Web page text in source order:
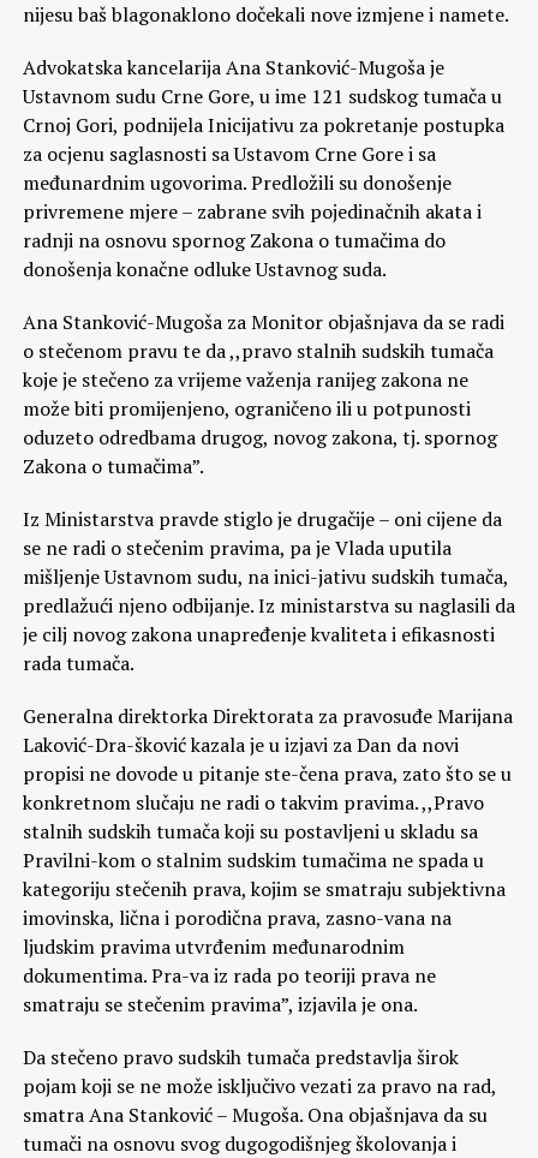
nijesu baš blagonaklono dočekali nove izmjene i namete.
Advokatska kancelarija Ana Stanković-Mugoša je
Ustavnom sudu Crne Gore, u ime 121 sudskog tumača u
Crnoj Gori, podnijela Inicijativu za pokretanje postupka
za ocjenu saglasnosti sa Ustavom Crne Gore i sa
međunardnim ugovorima. Predložili su donošenje
privremene mjere – zabrane svih pojedinačnih akata i
radnji na osnovu spornog Zakona o tumačima do
donošenja konačne odluke Ustavnog suda.
Ana Stanković-Mugoša za Monitor objašnjava da se radi
o stečenom pravu te da ,,pravo stalnih sudskih tumača
koje je stečeno za vrijeme važenja ranijeg zakona ne
može biti promijenjeno, ograničeno ili u potpunosti
oduzeto odredbama drugog, novog zakona, tj. spornog
Zakona o tumačima”.
Iz Ministarstva pravde stiglo je drugačije – oni cijene da
se ne radi o stečenim pravima, pa je Vlada uputila
mišljenje Ustavnom sudu, na inici-jativu sudskih tumača,
predlažući njeno odbijanje. Iz ministarstva su naglasili da
je cilj novog zakona unapređenje kvaliteta i efikasnosti
rada tumača.
Generalna direktorka Direktorata za pravosuđe Marijana
Laković-Dra-šković kazala je u izjavi za Dan da novi
propisi ne dovode u pitanje ste-čena prava, zato što se u
konkretnom slučaju ne radi o takvim pravima. ,,Pravo
stalnih sudskih tumača koji su postavljeni u skladu sa
Pravilni-kom o stalnim sudskim tumačima ne spada u
kategoriju stečenih prava, kojim se smatraju subjektivna
imovinska, lična i porodična prava, zasno-vana na
ljudskim pravima utvrđenim međunarodnim
dokumentima. Pra-va iz rada po teoriji prava ne
smatraju se stečenim pravima”, izjavila je ona.
Da stečeno pravo sudskih tumača predstavlja širok
pojam koji se ne može isključivo vezati za pravo na rad,
smatra Ana Stanković – Mugoša. Ona objašnjava da su
tumači na osnovu svog dugogodišnjeg školovanja i